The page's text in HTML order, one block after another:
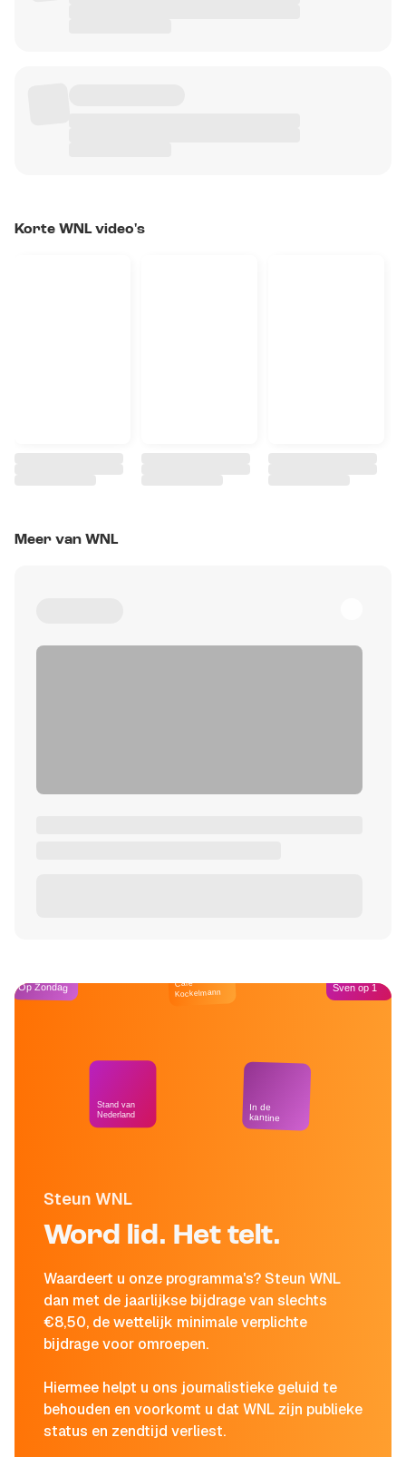
Korte WNL video's
Meer van WNL
Steun WNL
Word lid. Het telt.
Waardeert u onze programma's? Steun WNL
dan met de jaarlijkse bijdrage van slechts
€8,50, de wettelijk minimale verplichte
bijdrage voor omroepen.
Hiermee helpt u ons journalistieke geluid te
behouden en voorkomt u dat WNL zijn publieke
status en zendtijd verliest.
Op Zondag
Stand van
Nederland
Café
Kockelmann
In de
kantine
Sven op 1